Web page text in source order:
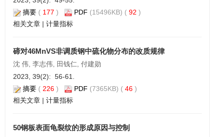
摘要 ( 177 ) PDF (15496KB) ( 92 )
相关文章 | 计量指标
碲对46MnVS非调质钢中硫化物分布的改质规律
沈 伟, 李志伟, 田钱仁, 付建勋
2023, 39(2): 56-61.
摘要 ( 226 ) PDF (7365KB) ( 46 )
相关文章 | 计量指标
50钢板表面龟裂纹的形成原因与控制